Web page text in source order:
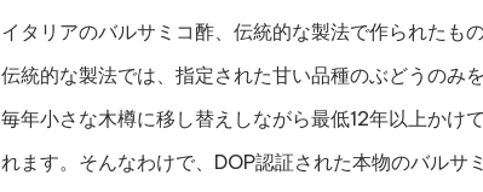
イタリアのバルサミコ酢、伝統的な製法で作られたも
伝統的な製法では、指定された甘い品種のぶどうのみ
毎年小さな木樽に移し替えしながら最低12年以上かけ
れます。そんなわけで、DOP認証された本物のバル